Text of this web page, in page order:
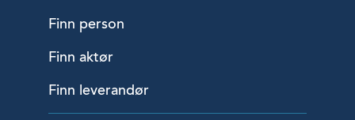
Finn person
Finn aktør
Finn leverandør